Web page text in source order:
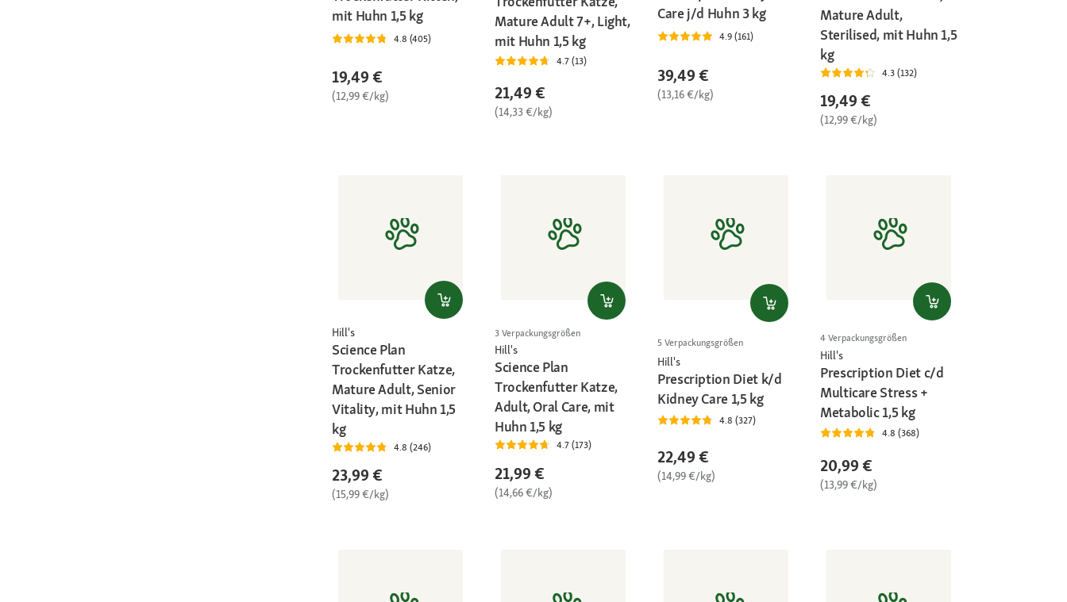
mit Huhn 1,5 kg
4.8 (405)
19,49 €
(12,99 €/kg)
Mature Adult 7+, Light,
mit Huhn 1,5 kg
4.7 (13)
21,49 €
(14,33 €/kg)
Care j/d Huhn 3 kg
4.9 (161)
39,49 €
(13,16 €/kg)
Mature Adult,
Sterilised, mit Huhn 1,5
kg
4.3 (132)
19,49 €
(12,99 €/kg)
Hill's
Science Plan
Trockenfutter Katze,
Mature Adult, Senior
Vitality, mit Huhn 1,5
kg
4.8 (246)
23,99 €
(15,99 €/kg)
3 Verpackungsgrößen
Hill's
Science Plan
Trockenfutter Katze,
Adult, Oral Care, mit
Huhn 1,5 kg
4.7 (173)
21,99 €
(14,66 €/kg)
5 Verpackungsgrößen
Hill's
Prescription Diet k/d
Kidney Care 1,5 kg
4.8 (327)
22,49 €
(14,99 €/kg)
4 Verpackungsgrößen
Hill's
Prescription Diet c/d
Multicare Stress +
Metabolic 1,5 kg
4.8 (368)
20,99 €
(13,99 €/kg)